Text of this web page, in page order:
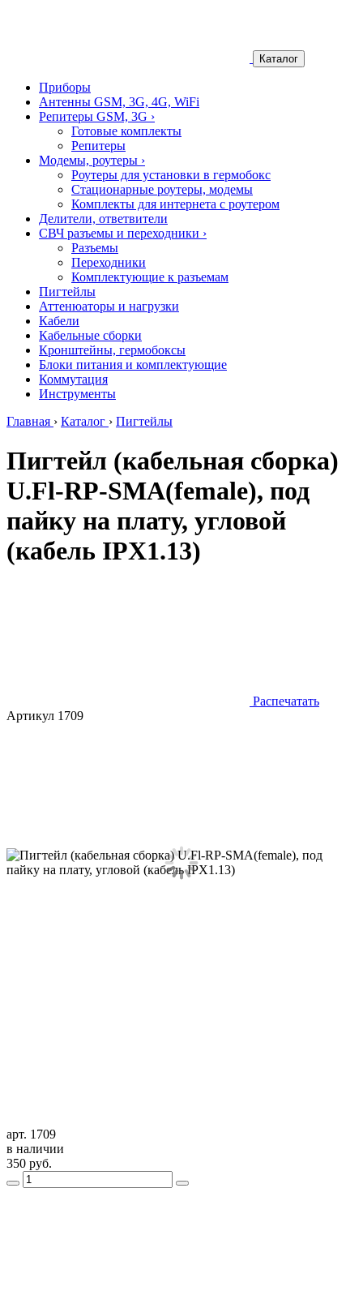
Каталог
Приборы
Антенны GSM, 3G, 4G, WiFi
Репитеры GSM, 3G ›
Готовые комплекты
Репитеры
Модемы, роутеры ›
Роутеры для установки в гермобокс
Стационарные роутеры, модемы
Комплекты для интернета с роутером
Делители, ответвители
СВЧ разъемы и переходники ›
Разъемы
Переходники
Комплектующие к разъемам
Пигтейлы
Аттенюаторы и нагрузки
Кабели
Кабельные сборки
Кронштейны, гермобоксы
Блоки питания и комплектующие
Коммутация
Инструменты
Главная › Каталог › Пигтейлы
Пигтейл (кабельная сборка)
U.Fl-RP-SMA(female), под
пайку на плату, угловой
(кабель IPX1.13)
Распечатать
Артикул 1709
арт. 1709
в наличии
350 руб.